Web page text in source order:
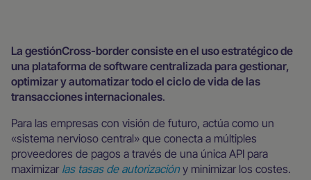
La gestiónCross-border consiste en el uso estratégico de
una plataforma de software centralizada para gestionar,
optimizar y automatizar todo el ciclo de vida de las
transacciones internacionales.
Para las empresas con visión de futuro, actúa como un
«sistema nervioso central» que conecta a múltiples
proveedores de pagos a través de una única API para
maximizar las tasas de autorizacióny minimizar los costes.